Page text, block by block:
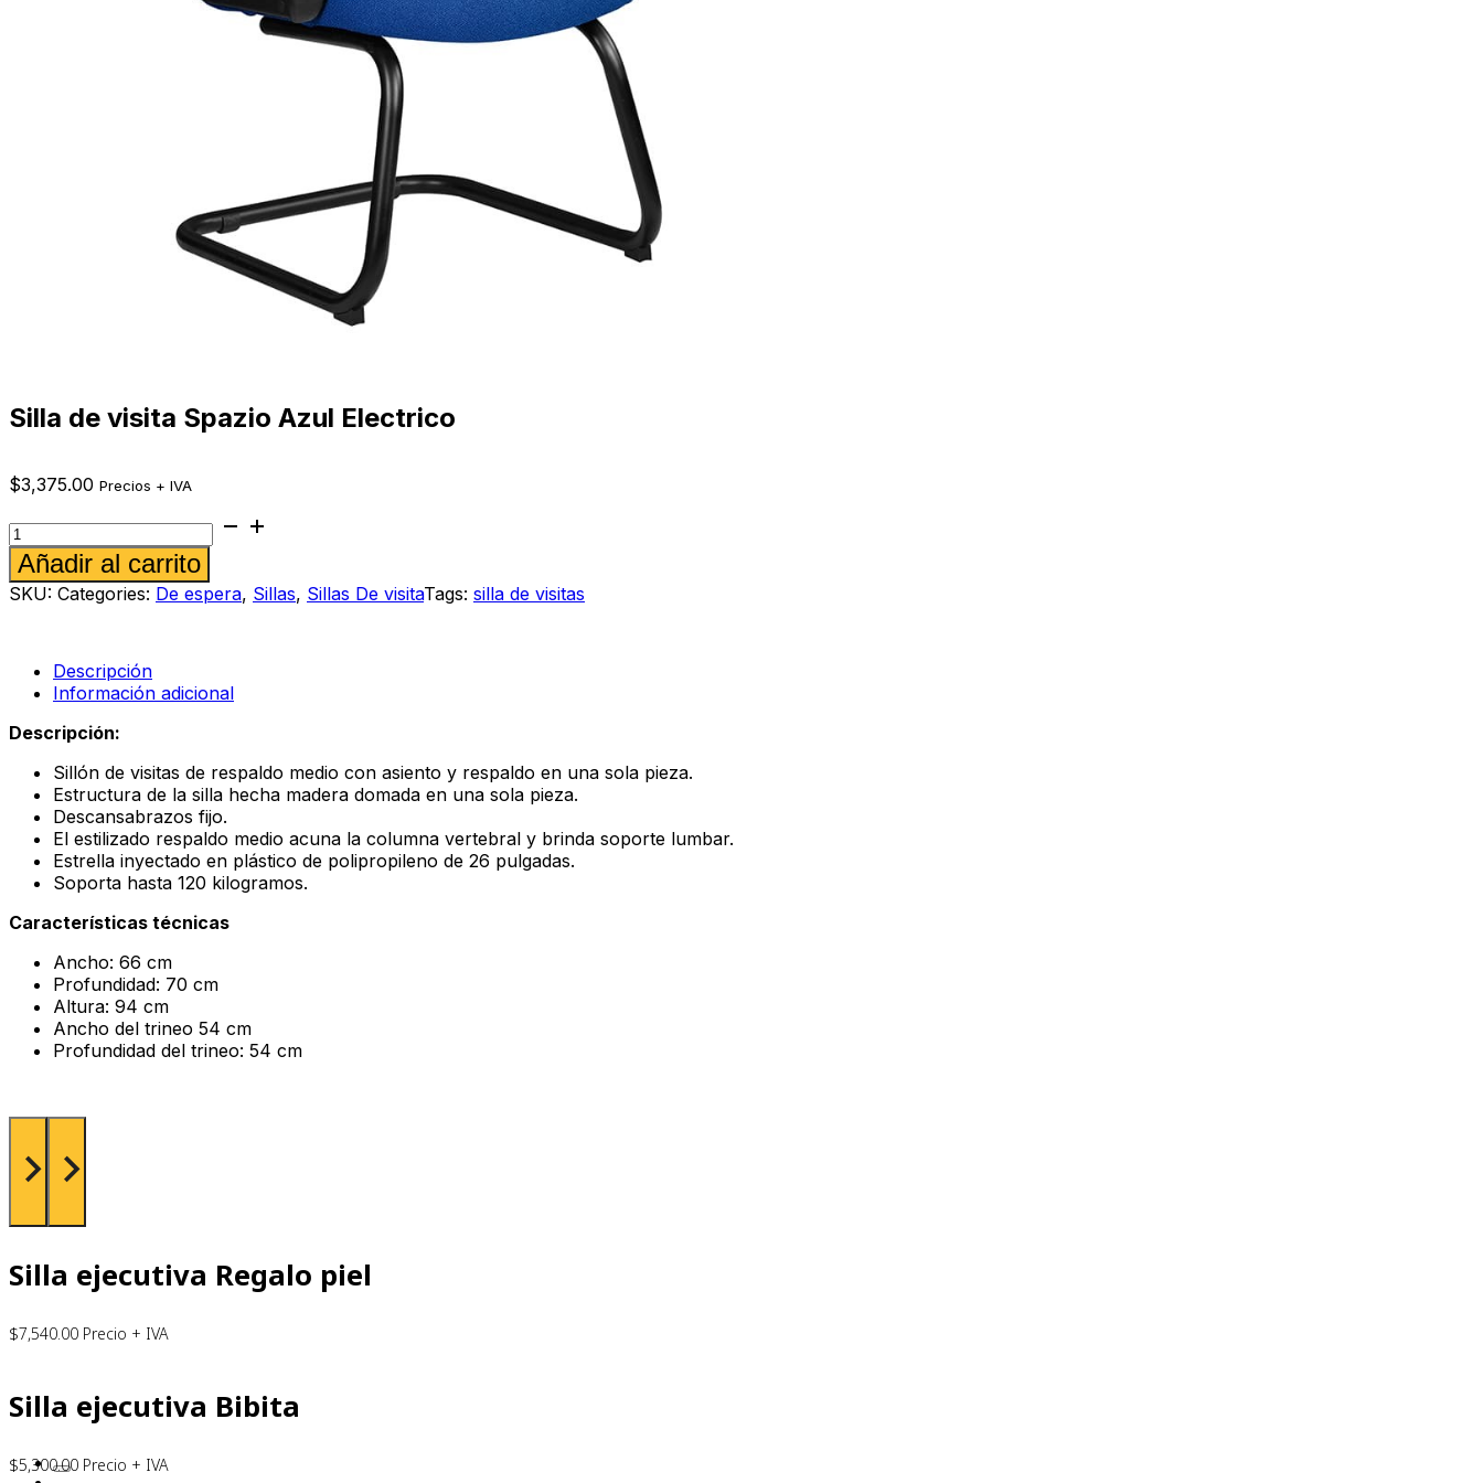
Silla de visita Spazio Azul Electrico
$3,375.00 Precios + IVA
Silla
de
visita
Spazio
Azul
Añadir al carrito
SKU: Categories: De espera, Sillas, Sillas De visitaTags: silla de visitas
Descripción
Información adicional
Descripción:
Sillón de visitas de respaldo medio con asiento y respaldo en una sola pieza.
Estructura de la silla hecha madera domada en una sola pieza.
Descansabrazos fijo.
El estilizado respaldo medio acuna la columna vertebral y brinda soporte lumbar.
Estrella inyectado en plástico de polipropileno de 26 pulgadas.
Soporta hasta 120 kilogramos.
Características técnicas
Ancho: 66 cm
Profundidad: 70 cm
Altura: 94 cm
Ancho del trineo 54 cm
Profundidad del trineo: 54 cm
Silla ejecutiva Regalo piel
$7,540.00 Precio + IVA
Silla ejecutiva Bibita
$5,300.00 Precio + IVA